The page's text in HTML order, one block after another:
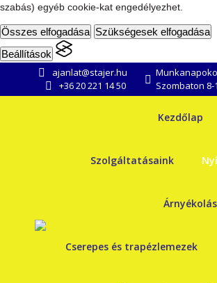
szabás) egyéb cookie-kat engedélyezhet.
Összes elfogadása Szükségesek elfogadása
Beállítások
ajanlat@stajer.hu
+36 20 221 14 50
Szombaton 8-
Kezdőlap
Szolgáltatásaink
Cserepes és trapézlemezek